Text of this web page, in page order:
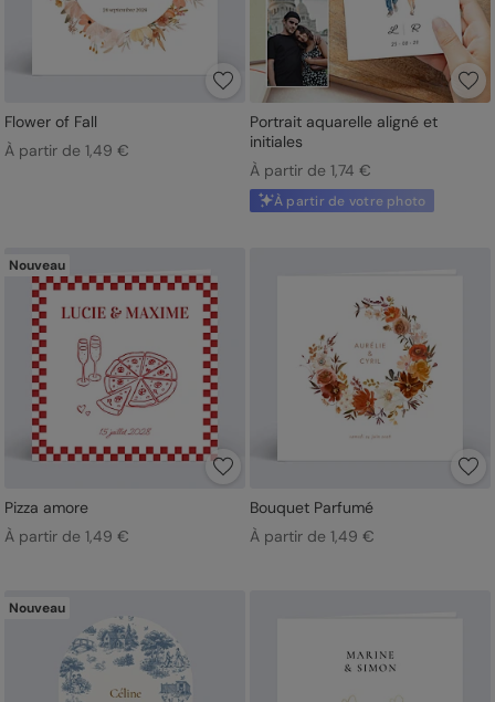
Flower of Fall
À partir de 1,49 €
Portrait aquarelle aligné et
initiales
À partir de 1,74 €
À partir de votre photo
Nouveau
Pizza amore
À partir de 1,49 €
Bouquet Parfumé
À partir de 1,49 €
Nouveau